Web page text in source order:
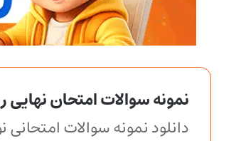
نمونه سوالات امتحان نهایی
دانلود نمونه سوالات